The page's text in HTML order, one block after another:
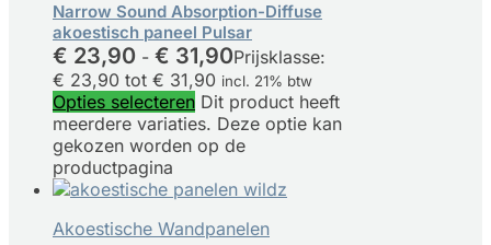
Narrow Sound Absorption-Diffuse
akoestisch paneel Pulsar
€ 23,90 - € 31,90Prijsklasse:
€ 23,90 tot € 31,90 incl. 21% btw
Opties selecteren Dit product heeft
meerdere variaties. Deze optie kan
gekozen worden op de
productpagina
Akoestische Wandpanelen